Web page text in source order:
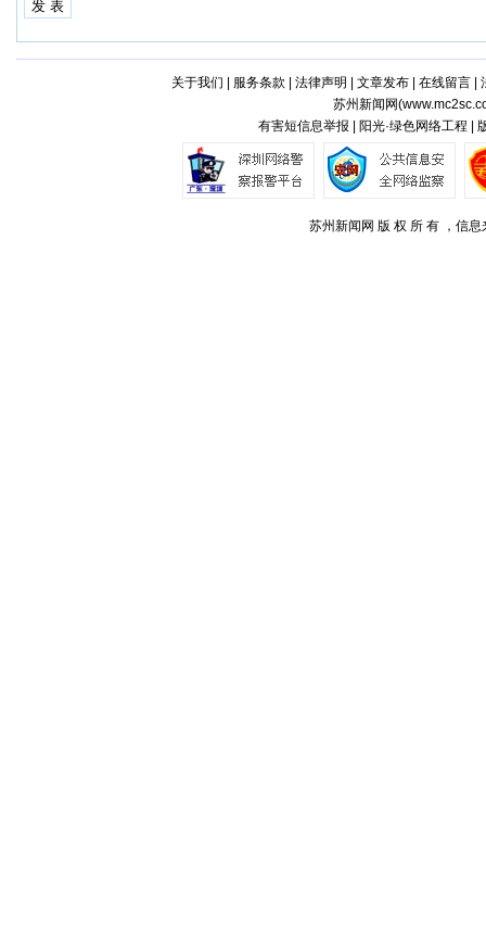
关于我们 服务条款 法律声明 文章发布| 在线留言|
苏州新闻网(
有害短信息举报 | 阳光·绿色网络工程 |
苏州新闻网 版 权 所 有 ，信